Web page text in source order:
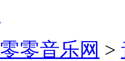
零零音乐网 >